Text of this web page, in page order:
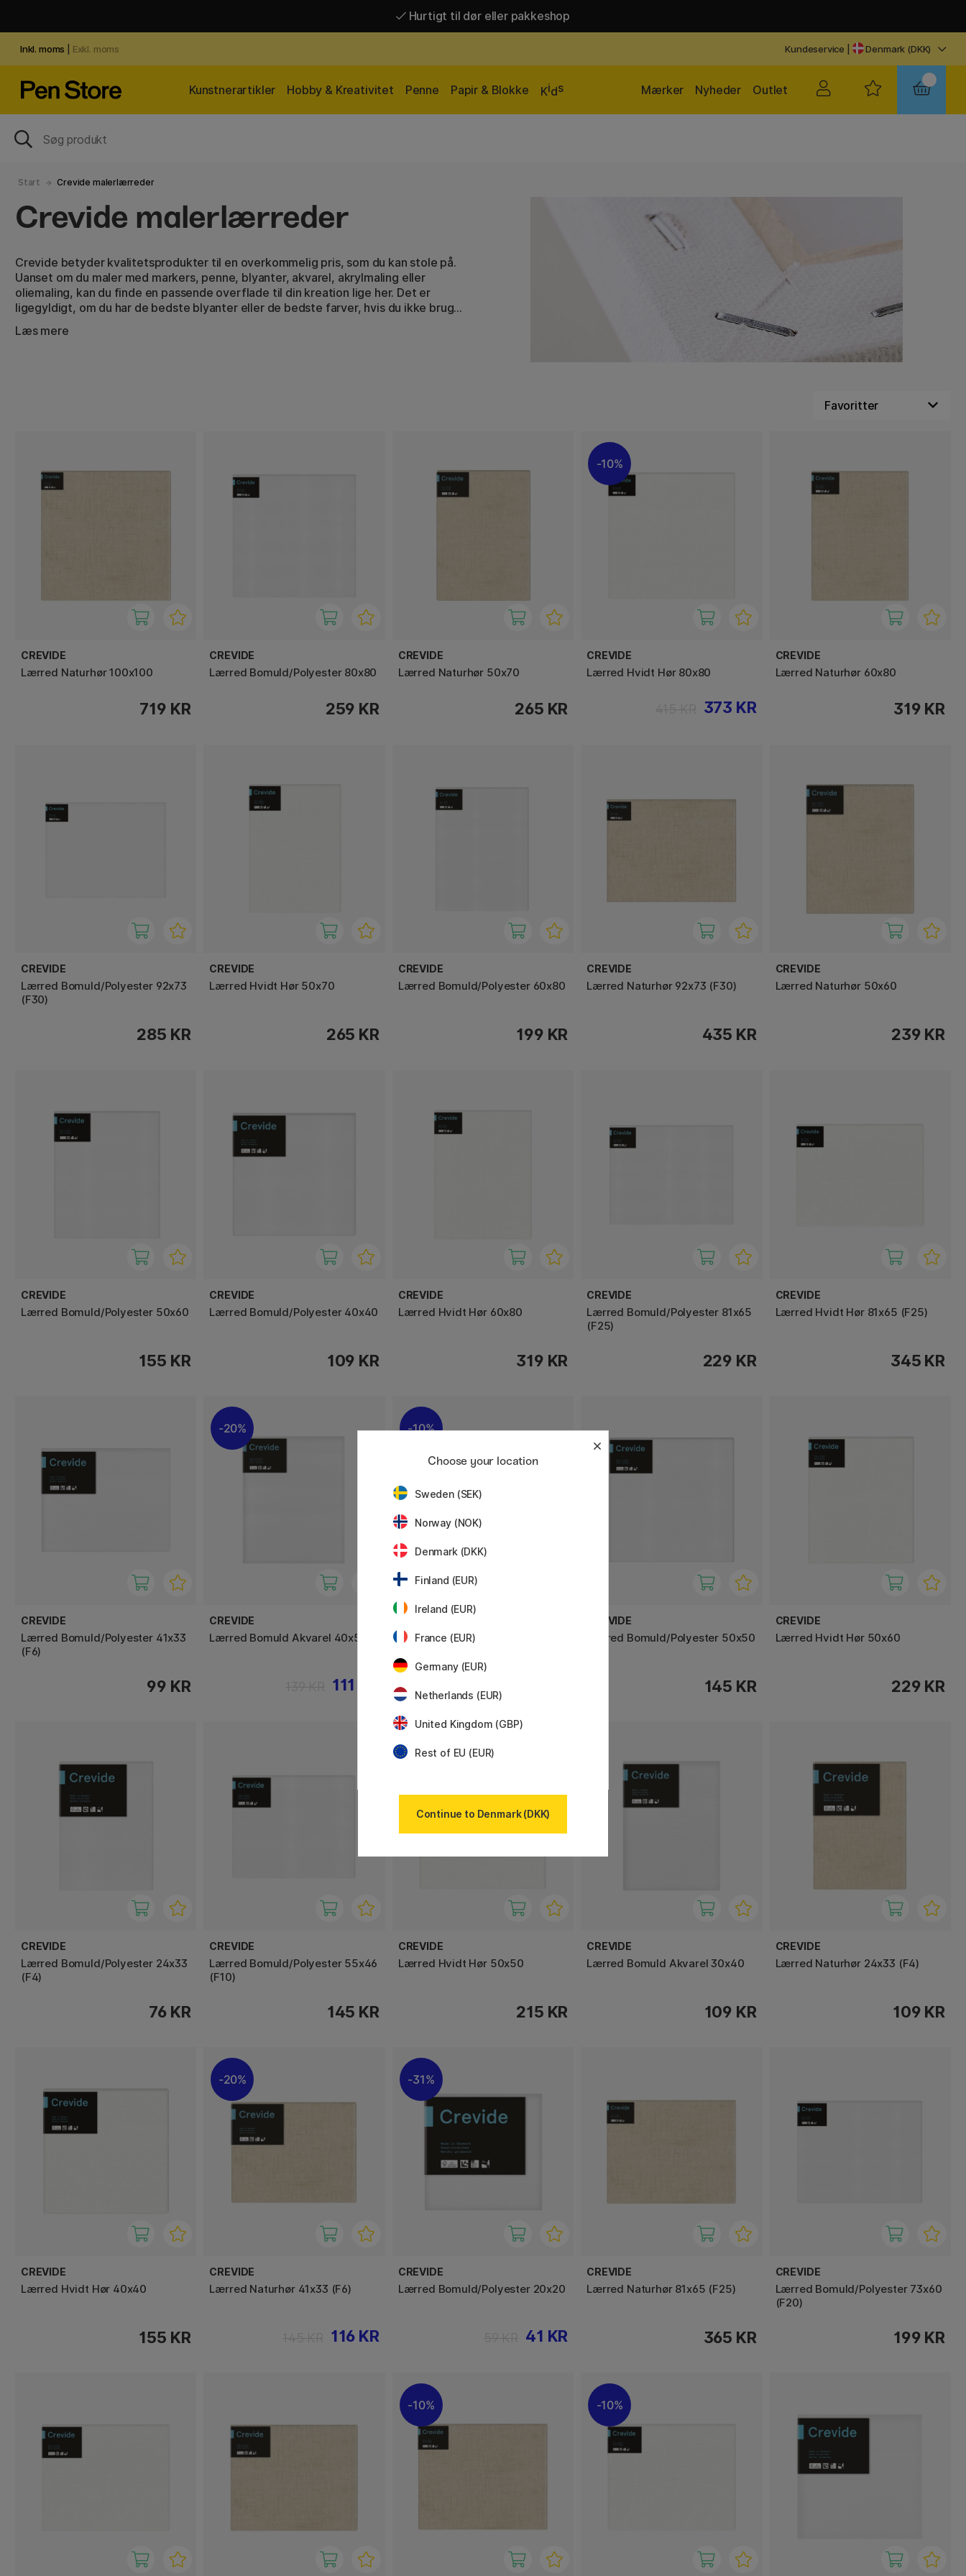
Hurtigt til dør eller pakkeshop
Inkl. moms Exkl. moms Kundeservice Denmark (DKK)
Kunstnerartikler Hobby & Kreativitet Penne Papir & Blokke Kids Outlet
Nyheder
Mærker
Start Crevide malerlærreder
Crevide malerlærreder
Crevide betyder kvalitetsprodukter til en overkommelig pris, som du kan stole på.
Uanset om du maler med markers, penne, blyanter, akvarel, akrylmaling eller
oliemaling, kan du finde en passende overflade til din kreation lige her. Det er
ligegyldigt, om du har de bedste blyanter eller de bedste farver, hvis du ikke bruger
et godt lærred, bliver resultatet ikke hundrede procent.
Hos Pen Store får vi fornøjelsen af at præsentere et endnu større sortiment fra
Crevide i fremtiden - hold øje, så du ikke går glip af det.
Læs mere
CREVIDE
Lærred Naturhør 100x100
719 KR
CREVIDE
Lærred Bomuld/Polyester 80x80
259 KR
CREVIDE
Lærred Naturhør 50x70
265 KR
10%
CREVIDE
Lærred Hvidt Hør 80x80
373 KR
CREVIDE
Lærred Naturhør 60x80
319 KR
CREVIDE
Lærred Bomuld/Polyester 92x73
(F30)
285 KR
CREVIDE
Lærred Hvidt Hør 50x70
265 KR
CREVIDE
Lærred Bomuld/Polyester 60x80
199 KR
CREVIDE
Lærred Naturhør 92x73 (F30)
435 KR
CREVIDE
Lærred Naturhør 50x60
239 KR
CREVIDE
Lærred Bomuld/Polyester 50x60
155 KR
CREVIDE
Lærred Bomuld/Polyester 40x40
109 KR
CREVIDE
Lærred Hvidt Hør 60x80
319 KR
CREVIDE
Lærred Bomuld/Polyester 81x65
(F25)
229 KR
CREVIDE
Lærred Hvidt Hør 81x65 (F25)
345 KR
CREVIDE
Lærred Bomuld/Polyester 41x33
(F6)
99 KR
20%
CREVIDE
Lærred Bomuld Akvarel 40x50
111 KR
10%
Lærred Hvidt Hør 73x60 (F20)
CREVIDE
Lærred Bomuld/Polyester 50x50
145 KR
CREVIDE
Lærred Hvidt Hør 50x60
229 KR
CREVIDE
Lærred Bomuld/Polyester 24x33
(F4)
76 KR
CREVIDE
Lærred Bomuld/Polyester 55x46
(F10)
145 KR
CREVIDE
Lærred Hvidt Hør 50x50
215 KR
CREVIDE
Lærred Bomuld Akvarel 30x40
109 KR
CREVIDE
Lærred Naturhør 24x33 (F4)
109 KR
CREVIDE
Lærred Hvidt Hør 40x40
155 KR
20%
CREVIDE
Lærred Naturhør 41x33 (F6)
116 KR
31%
CREVIDE
Lærred Bomuld/Polyester 20x20
41 KR
CREVIDE
Lærred Naturhør 81x65 (F25)
365 KR
CREVIDE
Lærred Bomuld/Polyester 73x60
(F20)
199 KR
10% 10%
Choose your location
Sweden (SEK)
Norway (NOK)
Denmark (DKK)
Finland (EUR)
Ireland (EUR)
France (EUR)
Germany (EUR)
Netherlands (EUR)
United Kingdom (GBP)
Rest of EU (EUR)
Continue to Denmark (DKK)